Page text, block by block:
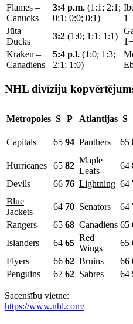
Flames –
Canucks
3:4 p.m. (1:1; 2:1;
0:1; 0:0; 0:1)
Jūta –
Ducks
3:2 (1:0; 1:1; 1:1)
Kraken –
Canadiens
5:4 p.l. (1:0; 1:3;
2:1; 1:0)
NHL divīziju
Metropoles S P Atlantijas S
Capitals
65 94 Panthers 65
Hurricanes 65 82
Maple
Leafs
64
Devils
66 76 Lightning 64
Blue
Jackets
64 70 Senators 64
Rangers
65 68 Canadiens 65
Islanders
64 65
Red
Wings
65
Flyers
66 62 Bruins 66
Penguins
67 62 Sabres 64
Sacensību vietne:
https://www.nhl.com/